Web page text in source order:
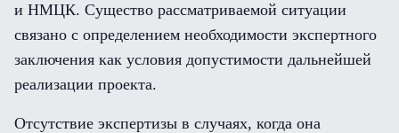
и НМЦК. Существо рассматриваемой ситуации
связано с определением необходимости экспертного
заключения как условия допустимости дальнейшей
реализации проекта.
Отсутствие экспертизы в случаях, когда она